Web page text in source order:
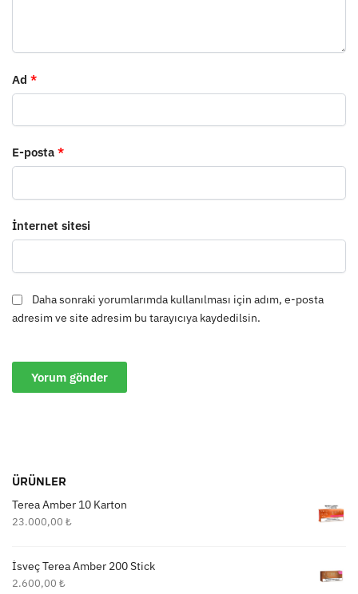
Ad *
E-posta *
İnternet sitesi
Daha sonraki yorumlarımda kullanılması için adım, e-posta
adresim ve site adresim bu tarayıcıya kaydedilsin.
ÜRÜNLER
Terea Amber 10 Karton
23.000,00 ₺
İsveç Terea Amber 200 Stick
2.600,00 ₺